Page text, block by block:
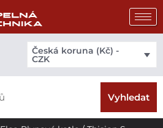
Česká koruna (Kč) -
CZK
Vyhledat